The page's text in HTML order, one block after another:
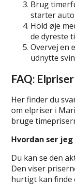
Brug
starter
Hold øje
de dyreste
Overvej en
udnytte
FAQ:
Her finder du
om elpriser i
bruge
Hvordan ser
Du kan se den
Den viser
hurtigt kan finde